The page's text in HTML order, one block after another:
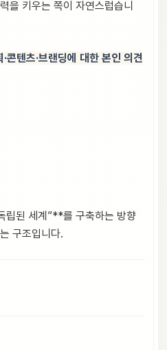
을 키우는 쪽이 자연스럽습니
·콘텐츠·브랜딩에 대한 본인 의견
립된 세계”**를 구축하는 방향
구조입니다.